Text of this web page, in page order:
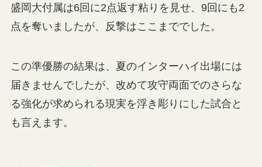
盛岡大付属は6回に2点返す粘りを見せ、9回にも2
点を奪いましたが、反撃はここまででした。
この準優勝の結果は、夏のインターハイ出場には
届きませんでしたが、改めて攻守両面でのさらな
る強化が求められる現実を浮き彫りにした試合と
も言えます。